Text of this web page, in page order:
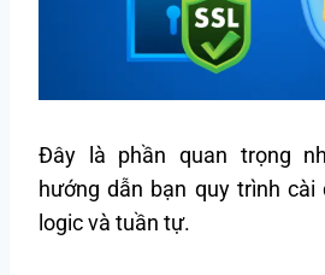
Đây là phần quan trọng
hướng dẫn bạn quy trình cài
logic và tuần tự.